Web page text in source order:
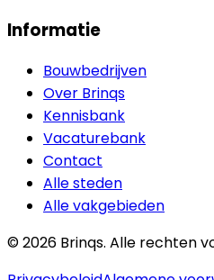
Informatie
Bouwbedrijven
Over Brinqs
Kennisbank
Vacaturebank
Contact
Alle steden
Alle vakgebieden
©2026 Brinqs. Alle rechten